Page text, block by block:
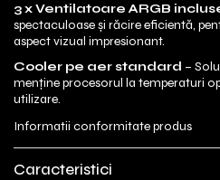
3 x Ventilatoare ARGB
spectaculoase și răcire eficientă,
aspect vizual impresionant.
Cooler pe aer standard –
menține procesorul la temperaturi
utilizare.
Informatii conformitate produs
Caracteristici